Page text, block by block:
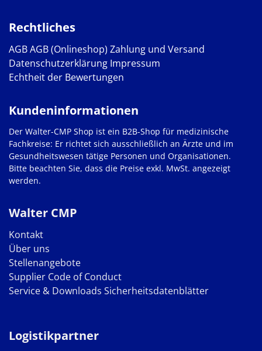
Rechtliches
AGBAGB (Onlineshop) Zahlung und Versand
Datenschutzerklärung Impressum
Echtheit der Bewertungen
Walter CMP
Kontakt
Über uns
Stellenangebote
Supplier Code of Conduct
Service & Downloads Sicherheitsdatenblätter
Kundeninformationen
Der Walter-CMP Shop ist ein B2B-Shop für medizinische
Fachkreise: Er richtet sich ausschließlich an Ärzte und im
Gesundheitswesen tätige Personen und Organisationen.
Bitte beachten Sie, dass die Preise exkl. MwSt. angezeigt
werden.
Logistikpartner